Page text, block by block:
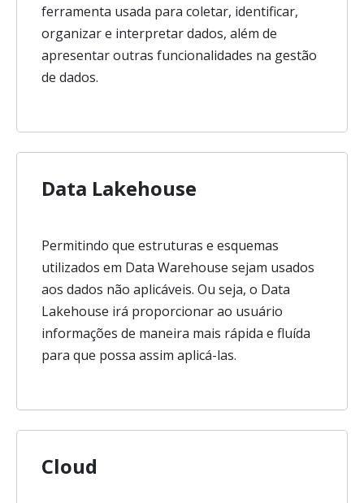
ferramenta usada para coletar, identificar,
organizar e interpretar dados, além de
apresentar outras funcionalidades na gestão
de dados.
Data Lakehouse
Permitindo que estruturas e esquemas
utilizados em Data Warehouse sejam usados
aos dados não aplicáveis. Ou seja, o Data
Lakehouse irá proporcionar ao usuário
informações de maneira mais rápida e fluída
para que possa assim aplicá-las.
Cloud